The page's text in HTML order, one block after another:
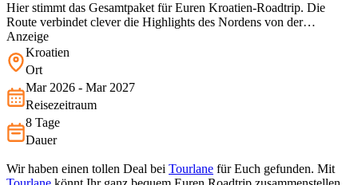
Hier stimmt das Gesamtpaket für Euren Kroatien-Roadtrip. Die
Route verbindet clever die Highlights des Nordens von der
Hauptstadt Zagreb über die Natur bei Rakovica bis zur Küste in
Opatija. Ihr bekommt die Freiheit eines eigenen Mietwagens und
müsst Euch um die Unterkünfte keine Gedanken machen. Für
Anzeige
Kroatien
Ort
Mar 2026 - Mar 2027
Reisezeitraum
8 Tage
Dauer
Wir haben einen tollen Deal bei Tourlane für Euch gefunden. Mit